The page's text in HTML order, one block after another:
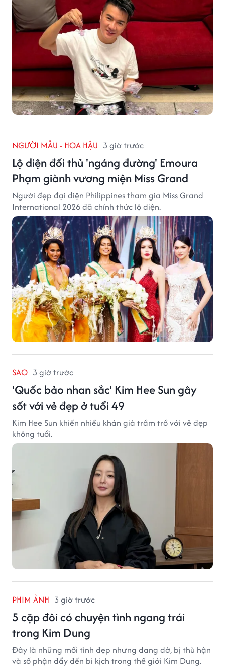
NGƯỜI MẪU - HOA HẬU 3 giờ trước
Lộ diện đối thủ 'ngáng đường' Emoura
Phạm giành vương miện Miss Grand
Người đẹp đại diện Philippines tham gia Miss Grand
International 2026 đã chính thức lộ diện.
SAO 3 giờ trước
'Quốc bảo nhan sắc' Kim Hee Sun gây
sốt với vẻ đẹp ở tuổi 49
Kim Hee Sun khiến nhiều khán giả trầm trồ với vẻ đẹp
không tuổi.
PHIM ẢNH 3 giờ trước
5 cặp đôi có chuyện tình ngang trái
trong Kim Dung
Đây là những mối tình đẹp nhưng dang dở, bị thù hận
và số phận đẩy đến bi kịch trong thế giới Kim Dung.